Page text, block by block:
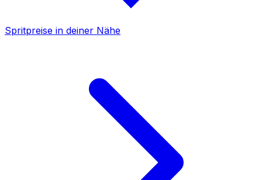
Spritpreise in deiner Nähe